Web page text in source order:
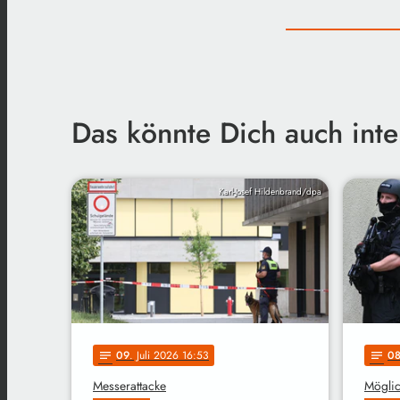
Das könnte Dich auch
Karl-Josef Hildenbrand/dpa
notes 09. Juli 2026 16:53
Messerattacke
notes 08